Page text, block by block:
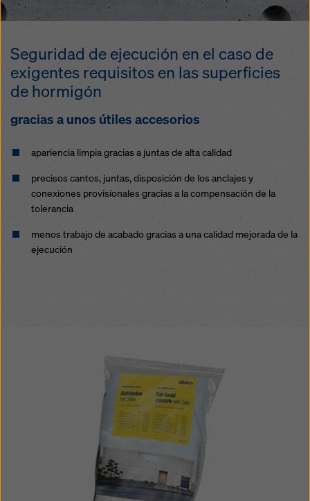
Seguridad de ejecución en el caso de
exigentes requisitos en las superficies
de hormigón
gracias a unos útiles accesorios
apariencia limpia gracias a juntas de alta calidad
precisos cantos, juntas, disposición de los anclajes y
conexiones provisionales gracias a la compensación de la
tolerancia
menos trabajo de acabado gracias a una calidad mejorada de la
ejecución
legales efectivos contra esto. Puede rechazar todas
las cookies que requieran consentimiento haciendo
cookieshaciendo clic en configuración de cookies en
la parte inferior de este sitio web y utilizando las
casillas de verificación correspondientes. Puede
revocar su consentimiento en cualquier momento con
efecto futuro y sin indicar un motivo haciendo clic en
configuración de cookiesen la parte inferior de este
cookiesen nuestra política de privacidad. También le
ofrecemos la opción de seleccionar sus cookies
(configuración avanzada de cookies).